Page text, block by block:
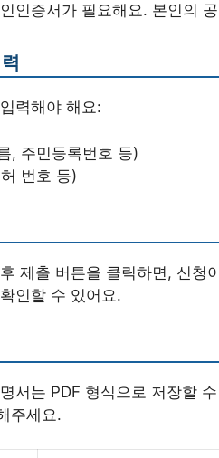
인증서가 필요해요. 본인의
력해야 해요:
, 주민등록번호 등)
번호 등)
제출 버튼을 클릭하면, 신청
인할 수 있어요.
서는 PDF 형식으로 저장할
주세요.